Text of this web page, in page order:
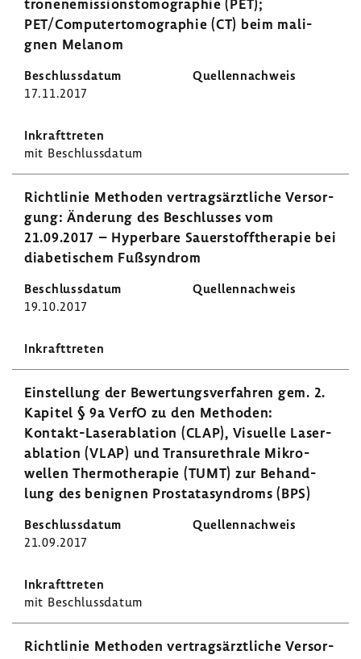
tro­nen­emis­si­ons­to­mo­gra­phie (PET);
PET/Compu­ter­to­mo­gra­phie (CT) beim mali­
gnen Melanom
17.11.2017
mit Beschluss­datum
Richt­linie Methoden vertrags­ärzt­liche Versor­
gung: Ände­rung des Beschlusses vom
21.09.2017 – Hyper­bare Sauer­stoff­the­rapie bei
diabe­ti­schem Fußsyn­drom
19.10.2017
Einstel­lung der Bewer­tungs­ver­fahren gem. 2.
Kapitel § 9a VerfO zu den Methoden:
Kontakt-​Laserablation (CLAP), Visu­elle Laser­
ab­la­tion (VLAP) und Tran­sur­ethrale Mikro­
wellen Ther­mo­the­rapie (TUMT) zur Behand­
lung des benignen Prosta­ta­syn­droms (BPS)
21.09.2017
mit Beschluss­datum
Richt­linie Methoden vertrags­ärzt­liche Versor­